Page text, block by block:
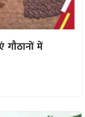
गौठानों में